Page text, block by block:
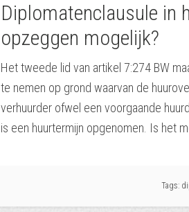
Diplomatenclausule in
opzeggen mogelijk?
Het tweede lid van artikel 7:274 BW
te nemen op grond waarvan de
verhuurder ofwel een voorgaande
is een huurtermijn opgenomen. Is het
Tags: